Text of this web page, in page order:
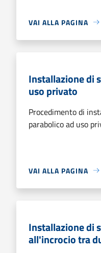
VAI ALLA PAGINA
Installazione di
uso privato
Procedimento di
parabolico ad uso
VAI ALLA PAGINA
Installazione di
all'incrocio tra